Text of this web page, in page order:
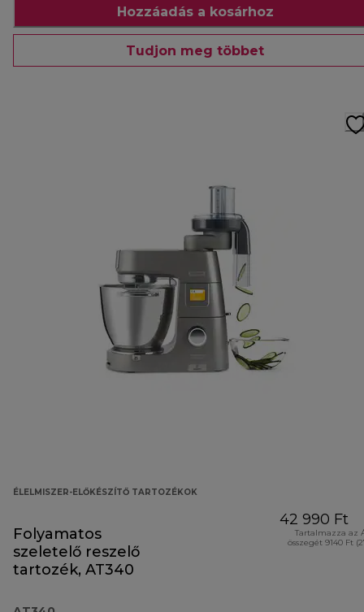
Hozzáadás a kosárhoz
Tudjon meg többet
ÉLELMISZER-ELŐKÉSZÍTŐ TARTOZÉKOK
Folyamatos
szeletelő reszelő
tartozék, AT340
42 990 Ft
Tartalmazza az
összegét 9140 Ft